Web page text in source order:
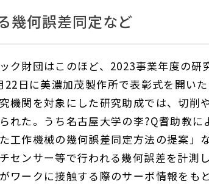
幾何誤差同定など
ク財団はこのほど、 2023事業年度の研
22 日に美濃加茂製作所で表彰式を開いた
機関を対象にした研究助成では、切削
れた。うち名古屋大学の李?Q耆助教に
工作機械の幾何誤差同定方法の提案」
センサー等で行われる幾何誤差を計測
ワークに接触する際のサーボ情報をも